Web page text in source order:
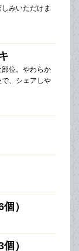
みいただけま
位。やわらか
、シェアしや
）
）